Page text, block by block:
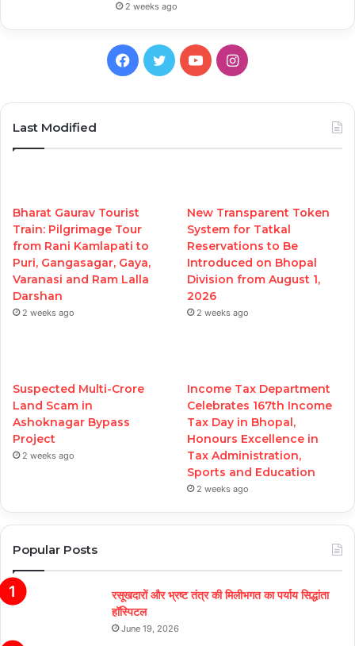
2 weeks ago
Facebook
TwitterYouTubeInstagram
Last Modified
Bharat Gaurav Tourist
Train: Pilgrimage Tour
from Rani Kamlapati to
Puri, Gangasagar, Gaya,
Varanasi and Ram Lalla
Darshan
2 weeks ago
New Transparent Token
System for Tatkal
Reservations to Be
Introduced on Bhopal
Division from August 1,
2026
2 weeks ago
Suspected Multi-Crore
Land Scam in
Ashoknagar Bypass
Project
2 weeks ago
Income Tax Department
Celebrates 167th Income
Tax Day in Bhopal,
Honours Excellence in
Tax Administration,
Sports and Education
2 weeks ago
Popular Posts
रसूखदारों और भ्रष्ट तंत्र की मिलीभगत का पर्याय सिद्धांता
हॉस्पिटल
June 19, 2026